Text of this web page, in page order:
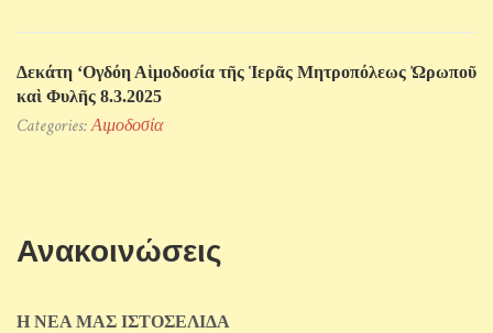
Δεκάτη ‘Ογδόη Αἱμοδοσία τῆς Ἱερᾶς Μητροπόλεως Ὠρωποῦ
καὶ Φυλῆς 8.3.2025
Categories:Αιμοδοσία
Ανακοινώσεις
Η ΝΕΑ ΜΑΣ ΙΣΤΟΣΕΛΙΔΑ